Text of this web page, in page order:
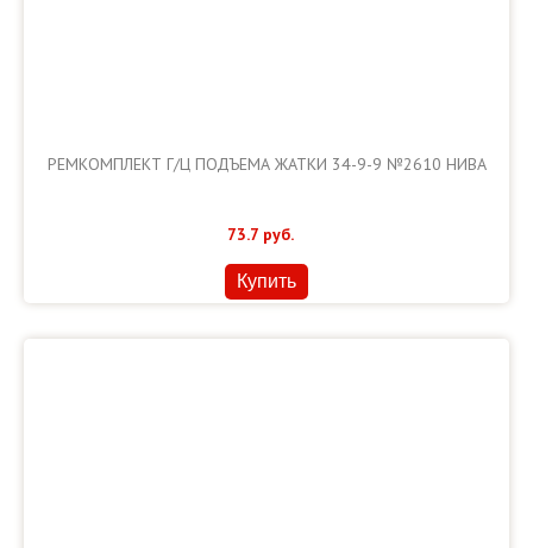
РЕМКОМПЛЕКТ Г/Ц ПОДЪЕМА ЖАТКИ 34-9-9 №2610 НИВА
73.7 руб.
Купить